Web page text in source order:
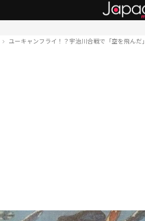
ユーキャンフライ！？宇治川合戦で「空を飛んだ